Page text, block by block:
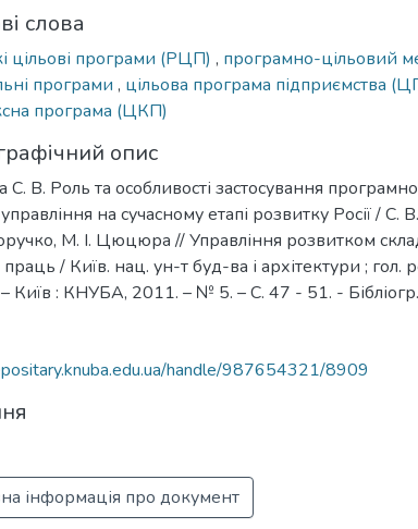
слова
цільові програми (РЦП) , програмно-цільовий
програми , цільова програма підприємства
програма (ЦКП)
опис
В. Роль та особливості застосування
на сучасному етапі розвитку Росії /
М. І. Цюцюра // Управління розвитком
праць / Київ. нац. ун-т буд-ва і архітектури ; гол.
Київ : КНУБА, 2011. – № 5. – С. 47 - 51. -
handle/987654321/8909
інформація про документ